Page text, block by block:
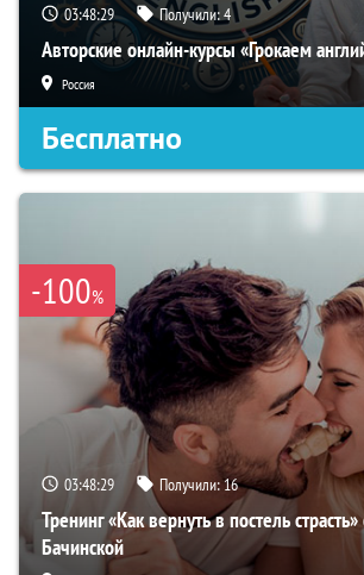
03:48:28 Получили:4
Авторские онлайн-курсы «Грокаем
Россия
Бесплатно
-100%
03:48:28 Получили:16
Тренинг «Как вернуть в постель
Бачинской